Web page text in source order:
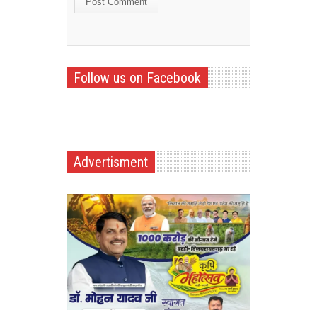
Follow us on Facebook
Advertisment